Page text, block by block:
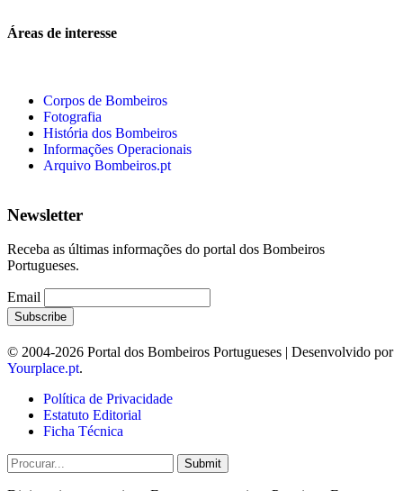
Áreas de interesse
Corpos de Bombeiros
Fotografia
História dos Bombeiros
Informações Operacionais
Arquivo Bombeiros.pt
Newsletter
Receba as últimas informações do portal dos Bombeiros
Portugueses.
Email
© 2004-2026 Portal dos Bombeiros Portugueses | Desenvolvido por
Yourplace.pt.
Política de Privacidade
Estatuto Editorial
Ficha Técnica
Submit